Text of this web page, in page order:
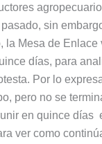
sin
la Mesa de Enlace
días, para
Por lo
pero no se
en quince días
ver como